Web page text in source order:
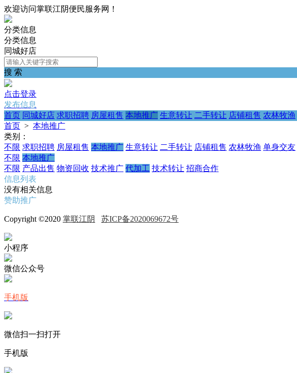
欢迎访问掌联江阴便民服务网！
分类信息
分类信息
同城好店
搜 索
点击登录
发布信息
首页 同城好店 求职招聘 房屋租售 本地推广 生意转让 二手转让 店铺租售 农林牧渔
首页 > 本地推广
类别：
不限 求职招聘 房屋租售 本地推广 生意转让 二手转让 店铺租售 农林牧渔 单身交友
不限 本地推广
不限 产品出售 物资回收 技术推广 代加工 技术转让 招商合作
信息列表
没有相关信息
赞助推广
Copyright ©2020 掌联江阴 苏ICP备2020069672号
小程序
微信公众号
手机版
微信扫一扫打开
手机版